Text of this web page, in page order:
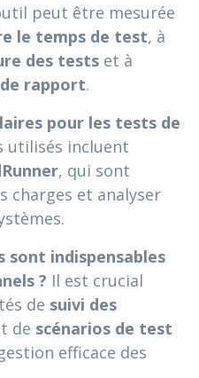
peut être mesurée
le temps de test, à
des tests et à
rapport.
pour les tests de
utilisés incluent
, qui sont
charges et analyser
sont indispensables
? Il est crucial
de suivi des
de scénarios de test
efficace des